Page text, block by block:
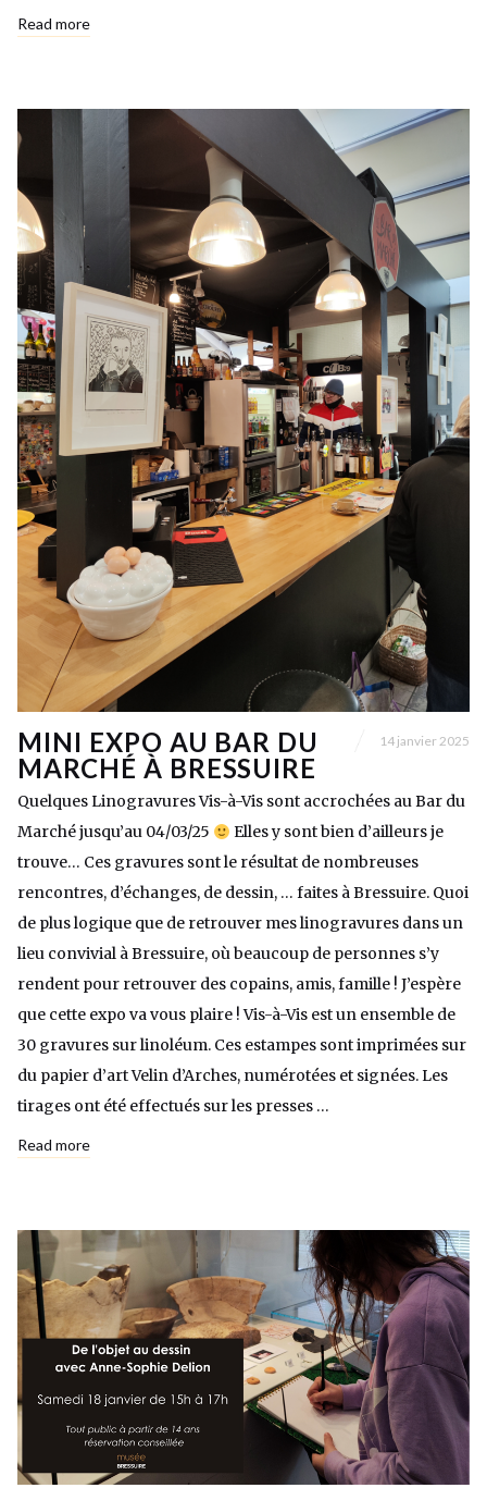
Read more
MINI EXPO AU BAR DU
MARCHÉ À BRESSUIRE
14 janvier 2025
Quelques Linogravures Vis-à-Vis sont accrochées au Bar du
Marché jusqu’au 04/03/25
Elles y sont bien d’ailleurs je
trouve… Ces gravures sont le résultat de nombreuses
rencontres, d’échanges, de dessin, … faites à Bressuire. Quoi
de plus logique que de retrouver mes linogravures dans un
lieu convivial à Bressuire, où beaucoup de personnes s’y
rendent pour retrouver des copains, amis, famille ! J’espère
que cette expo va vous plaire ! Vis-à-Vis est un ensemble de
30 gravures sur linoléum. Ces estampes sont imprimées sur
du papier d’art Velin d’Arches, numérotées et signées. Les
tirages ont été effectués sur les presses …
Read more